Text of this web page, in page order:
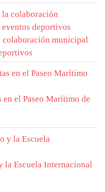
municipal
el Paseo Marítimo de
la Escuela Internacional